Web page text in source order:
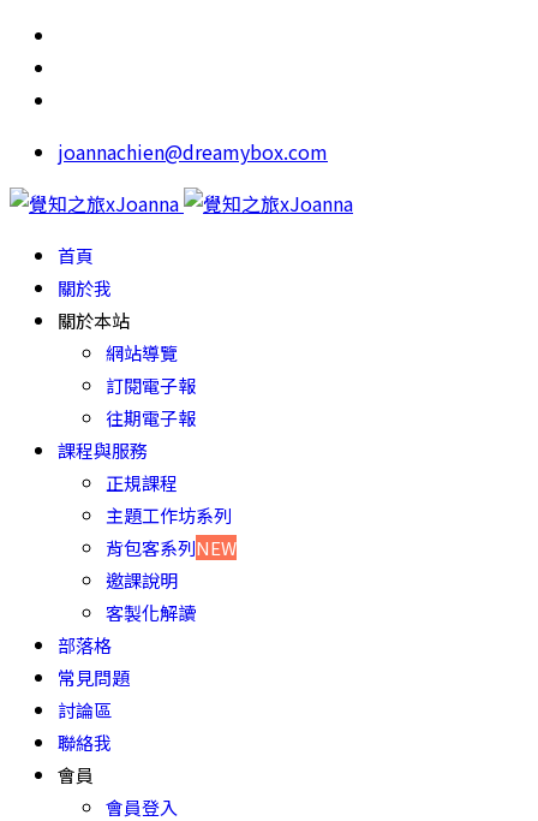
joannachien@dreamybox.com
首頁
關於我
關於本站
網站導覽
訂閱電子報
往期電子報
課程與服務
正規課程
主題工作坊系列
背包客系列NEW
邀課說明
客製化解讀
部落格
常見問題
討論區
聯絡我
會員
會員登入